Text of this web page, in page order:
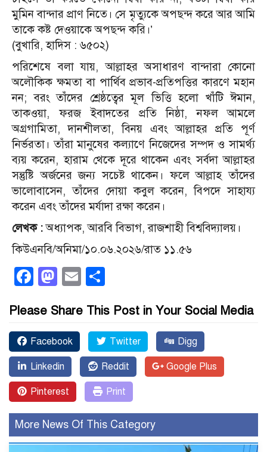
মুমিন বান্দার প্রাণ নিতে। সে মৃত্যুকে অপছন্দ করে আর আমি
তাকে কষ্ট দেওয়াকে অপছন্দ করি।’
(বুখারি, হাদিস : ৬৫০২)
পরিশেষে বলা যায়, আল্লাহর অসাধারণ বান্দারা কোনো
অলৌকিক ক্ষমতা বা পার্থিব প্রভাব-প্রতিপত্তির কারণে মহান
নন; বরং তাঁদের শ্রেষ্ঠত্বের মূল ভিত্তি হলো খাঁটি ঈমান,
তাকওয়া, ফরজ ইবাদতের প্রতি নিষ্ঠা, নফল আমলে
অগ্রগামিতা, দানশীলতা, বিনয় এবং আল্লাহর প্রতি পূর্ণ
নির্ভরতা। তাঁরা মানুষের কল্যাণে নিজেদের সম্পদ ও সামর্থ্য
ব্যয় করেন, হারাম থেকে দূরে থাকেন এবং সর্বদা আল্লাহর
সন্তুষ্টি অর্জনের জন্য সচেষ্ট থাকেন। ফলে আল্লাহ তাঁদের
ভালোবাসেন, তাঁদের দোয়া কবুল করেন, বিপদে সাহায্য
করেন এবং তাঁদের মর্যাদা রক্ষা করেন।
লেখক :অধ্যাপক, আরবি বিভাগ, রাজশাহী বিশ্ববিদ্যালয়।
কিউএনবি/অনিমা/১০.০৬.২০২৬/রাত ১১.৫৬
Facebook
Mastodon
Email
Please Share This Post in Your Social Media
Facebook Twitter Digg
Linkedin Reddit Google Plus
Pinterest Print
More News Of This Category